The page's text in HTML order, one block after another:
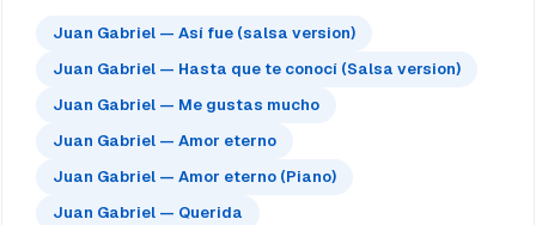
Juan Gabriel — Así fue (salsa version)
Juan Gabriel — Hasta que te conocí (Salsa version)
Juan Gabriel — Me gustas mucho
Juan Gabriel — Amor eterno
Juan Gabriel — Amor eterno (Piano)
Juan Gabriel — Querida